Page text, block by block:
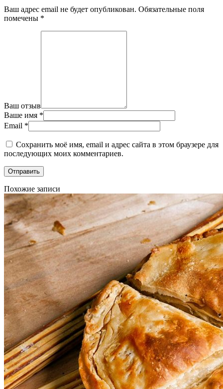
Ваш адрес email не будет опубликован. Обязательные поля
помечены *
Ваш отзыв
Ваше имя *
Email *
Сохранить моё имя, email и адрес сайта в этом браузере для
последующих моих комментариев.
Похожие записи